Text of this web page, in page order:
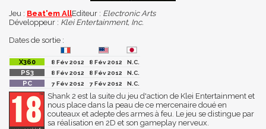
Jeu : Beat'em AllEditeur : Electronic Arts
Développeur : Klei Entertainment, Inc.
Dates de sortie :
8 Fév 2012 8 Fév 2012
N.C.
8 Fév 2012
8 Fév 2012
N.C.
7 Fév 2012
7 Fév 2012 N.C.
Shank 2 est la suite du jeu d'action de Klei Entertainment et
nous place dans la peau de ce mercenaire doué en
couteaux et adepte des armes à feu. Le jeu se distingue par
sa réalisation en 2D et son gameplay nerveux.